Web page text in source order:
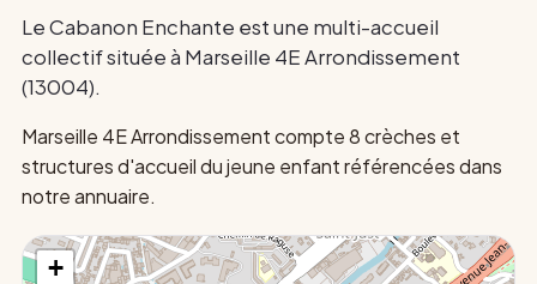
Le Cabanon Enchante est une multi-accueil
collectif située à Marseille 4E Arrondissement
(13004).
Marseille 4E Arrondissement compte 8 crèches et
structures d'accueil du jeune enfant référencées dans
notre annuaire.
+